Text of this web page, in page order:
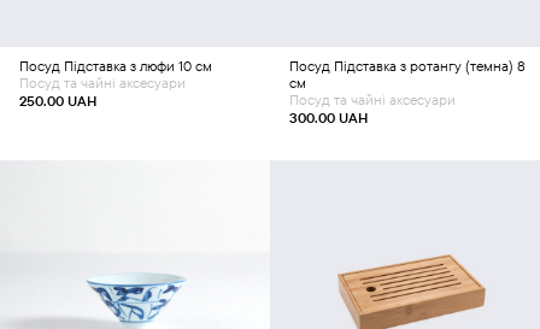
Посуд Підставка з люфи 10 см
250.00 UAH
Посуд та чайні аксесуари
Посуд Підставка з ротангу (темна) 8
см
300.00 UAH
Посуд та чайні аксесуари
Додати в кошик Додати в кошик